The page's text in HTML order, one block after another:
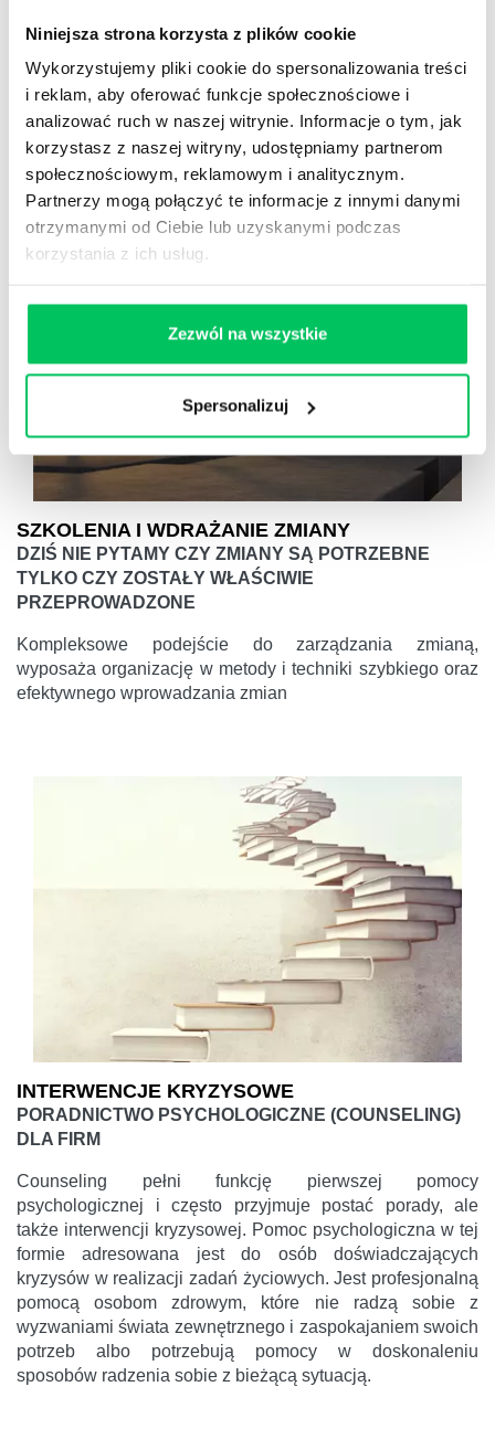
Niniejsza strona korzysta z plików cookie
Wykorzystujemy pliki cookie do spersonalizowania treści
i reklam, aby oferować funkcje społecznościowe i
analizować ruch w naszej witrynie. Informacje o tym, jak
korzystasz z naszej witryny, udostępniamy partnerom
społecznościowym, reklamowym i analitycznym.
Partnerzy mogą połączyć te informacje z innymi danymi
otrzymanymi od Ciebie lub uzyskanymi podczas
korzystania z ich usług.
Zezwól na wszystkie
Spersonalizuj
Konkurencja, dynamika rynku, mnogość potrzeb klientów,
innowacje, wielopokoleniowość, wymagają od organizacji
szybkiego dostosowania się do zmian. Jak elastycznie i
efektywnie reagować na potrzeby klientów w projektach ?
SZKOLENIA I WDRAŻANIE ZMIANY
DZIŚ NIE PYTAMY CZY ZMIANY SĄ POTRZEBNE
TYLKO CZY ZOSTAŁY WŁAŚCIWIE
PRZEPROWADZONE
Kompleksowe podejście do zarządzania zmianą,
wyposaża organizację w metody i techniki szybkiego oraz
efektywnego wprowadzania zmian
INTERWENCJE KRYZYSOWE
PORADNICTWO PSYCHOLOGICZNE (COUNSELING)
DLA FIRM
Counseling pełni funkcję pierwszej pomocy
psychologicznej i często przyjmuje postać porady, ale
także interwencji kryzysowej. Pomoc psychologiczna w tej
formie adresowana jest do osób doświadczających
kryzysów w realizacji zadań życiowych. Jest profesjonalną
pomocą osobom zdrowym, które nie radzą sobie z
wyzwaniami świata zewnętrznego i zaspokajaniem swoich
potrzeb albo potrzebują pomocy w doskonaleniu
sposobów radzenia sobie z bieżącą sytuacją.